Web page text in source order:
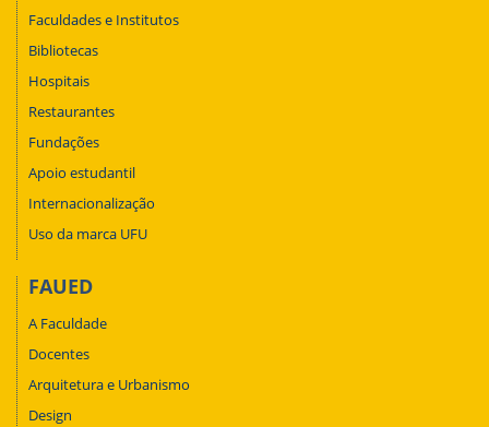
Faculdades e Institutos
Bibliotecas
Hospitais
Restaurantes
Fundações
Apoio estudantil
Internacionalização
Uso da marca UFU
FAUED
A Faculdade
Docentes
Arquitetura e Urbanismo
Design